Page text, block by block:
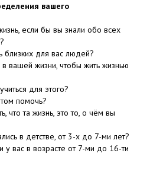
вашего
если бы вы знали обо всех
близких для вас людей?
в вашей жизни, чтобы жить жизнью
для этого?
помочь?
что та жизнь, это то, о чём вы
в детстве, от 3-х до 7-ми лет?
у вас в возрасте от 7-ми до 16-ти